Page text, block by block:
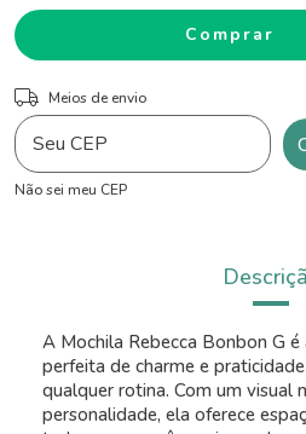
Entregas para o CEP:
Meios de envio
Não sei meu CEP
A Mochila Rebecca Bonbon G
perfeita de charme e
qualquer rotina. Com um visual
personalidade, ela oferece